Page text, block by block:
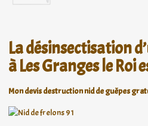
La désinsectisation
à Les Granges le Roi
Mon devis destruction nid de guêpes